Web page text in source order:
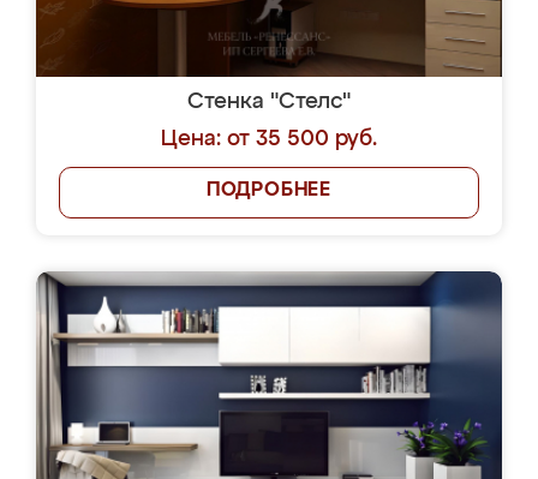
Стенка "Стелс"
Цена: от 35 500 руб.
ПОДРОБНЕЕ